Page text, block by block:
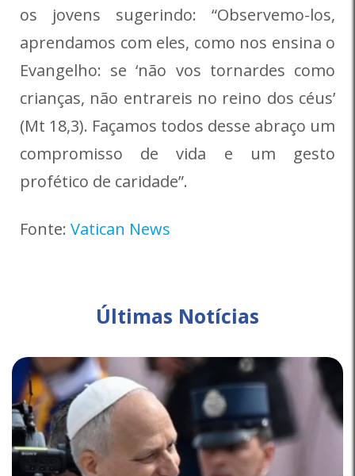
os jovens sugerindo: “Observemo-los,
aprendamos com eles, como nos ensina o
Evangelho: se ‘não vos tornardes como
crianças, não entrareis no reino dos céus’
(Mt 18,3). Façamos todos desse abraço um
compromisso de vida e um gesto
profético de caridade”.
Fonte: Vatican News
Últimas Notícias